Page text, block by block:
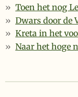
Toen het nog
Dwars door de
Kreta in het
Naar het hoge